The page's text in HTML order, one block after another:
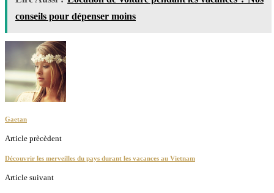
conseils pour dépenser moins
Gaetan
Article prècèdent
Découvrir les merveilles du pays durant les vacances au Vietnam
Article suivant